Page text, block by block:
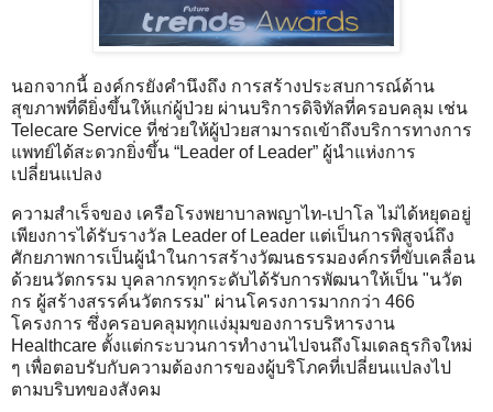
นอกจากนี้ องค์กรยังคำนึงถึง การสร้างประสบการณ์ด้าน
สุขภาพที่ดียิ่งขึ้นให้แก่ผู้ป่วย ผ่านบริการดิจิทัลที่ครอบคลุม เช่น
Telecare Service ที่ช่วยให้ผู้ป่วยสามารถเข้าถึงบริการทางการ
แพทย์ได้สะดวกยิ่งขึ้น “Leader of Leader” ผู้นำแห่งการ
เปลี่ยนแปลง
ความสำเร็จของ เครือโรงพยาบาลพญาไท-เปาโล ไม่ได้หยุดอยู่
เพียงการได้รับรางวัล Leader of Leader แต่เป็นการพิสูจน์ถึง
ศักยภาพการเป็นผู้นำในการสร้างวัฒนธรรมองค์กรที่ขับเคลื่อน
ด้วยนวัตกรรม บุคลากรทุกระดับได้รับการพัฒนาให้เป็น "นวัต
กร ผู้สร้างสรรค์นวัตกรรม" ผ่านโครงการมากกว่า 466
โครงการ ซึ่งครอบคลุมทุกแง่มุมของการบริหารงาน
Healthcare ตั้งแต่กระบวนการทำงานไปจนถึงโมเดลธุรกิจใหม่
ๆ เพื่อตอบรับกับความต้องการของผู้บริโภคที่เปลี่ยนแปลงไป
ตามบริบทของสังคม